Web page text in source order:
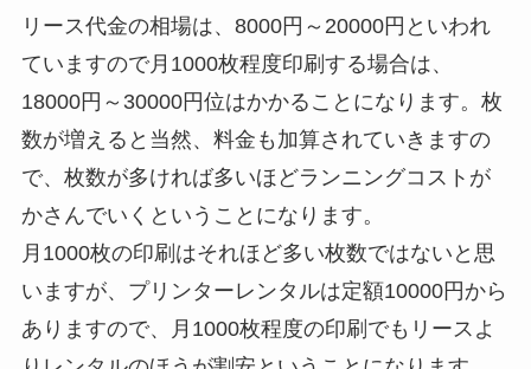
リース代金の相場は、8000円～20000円といわれ
ていますので月1000枚程度印刷する場合は、
18000円～30000円位はかかることになります。枚
数が増えると当然、料金も加算されていきますの
で、枚数が多ければ多いほどランニングコストが
かさんでいくということになります。
月1000枚の印刷はそれほど多い枚数ではないと思
いますが、プリンターレンタルは定額10000円から
ありますので、月1000枚程度の印刷でもリースよ